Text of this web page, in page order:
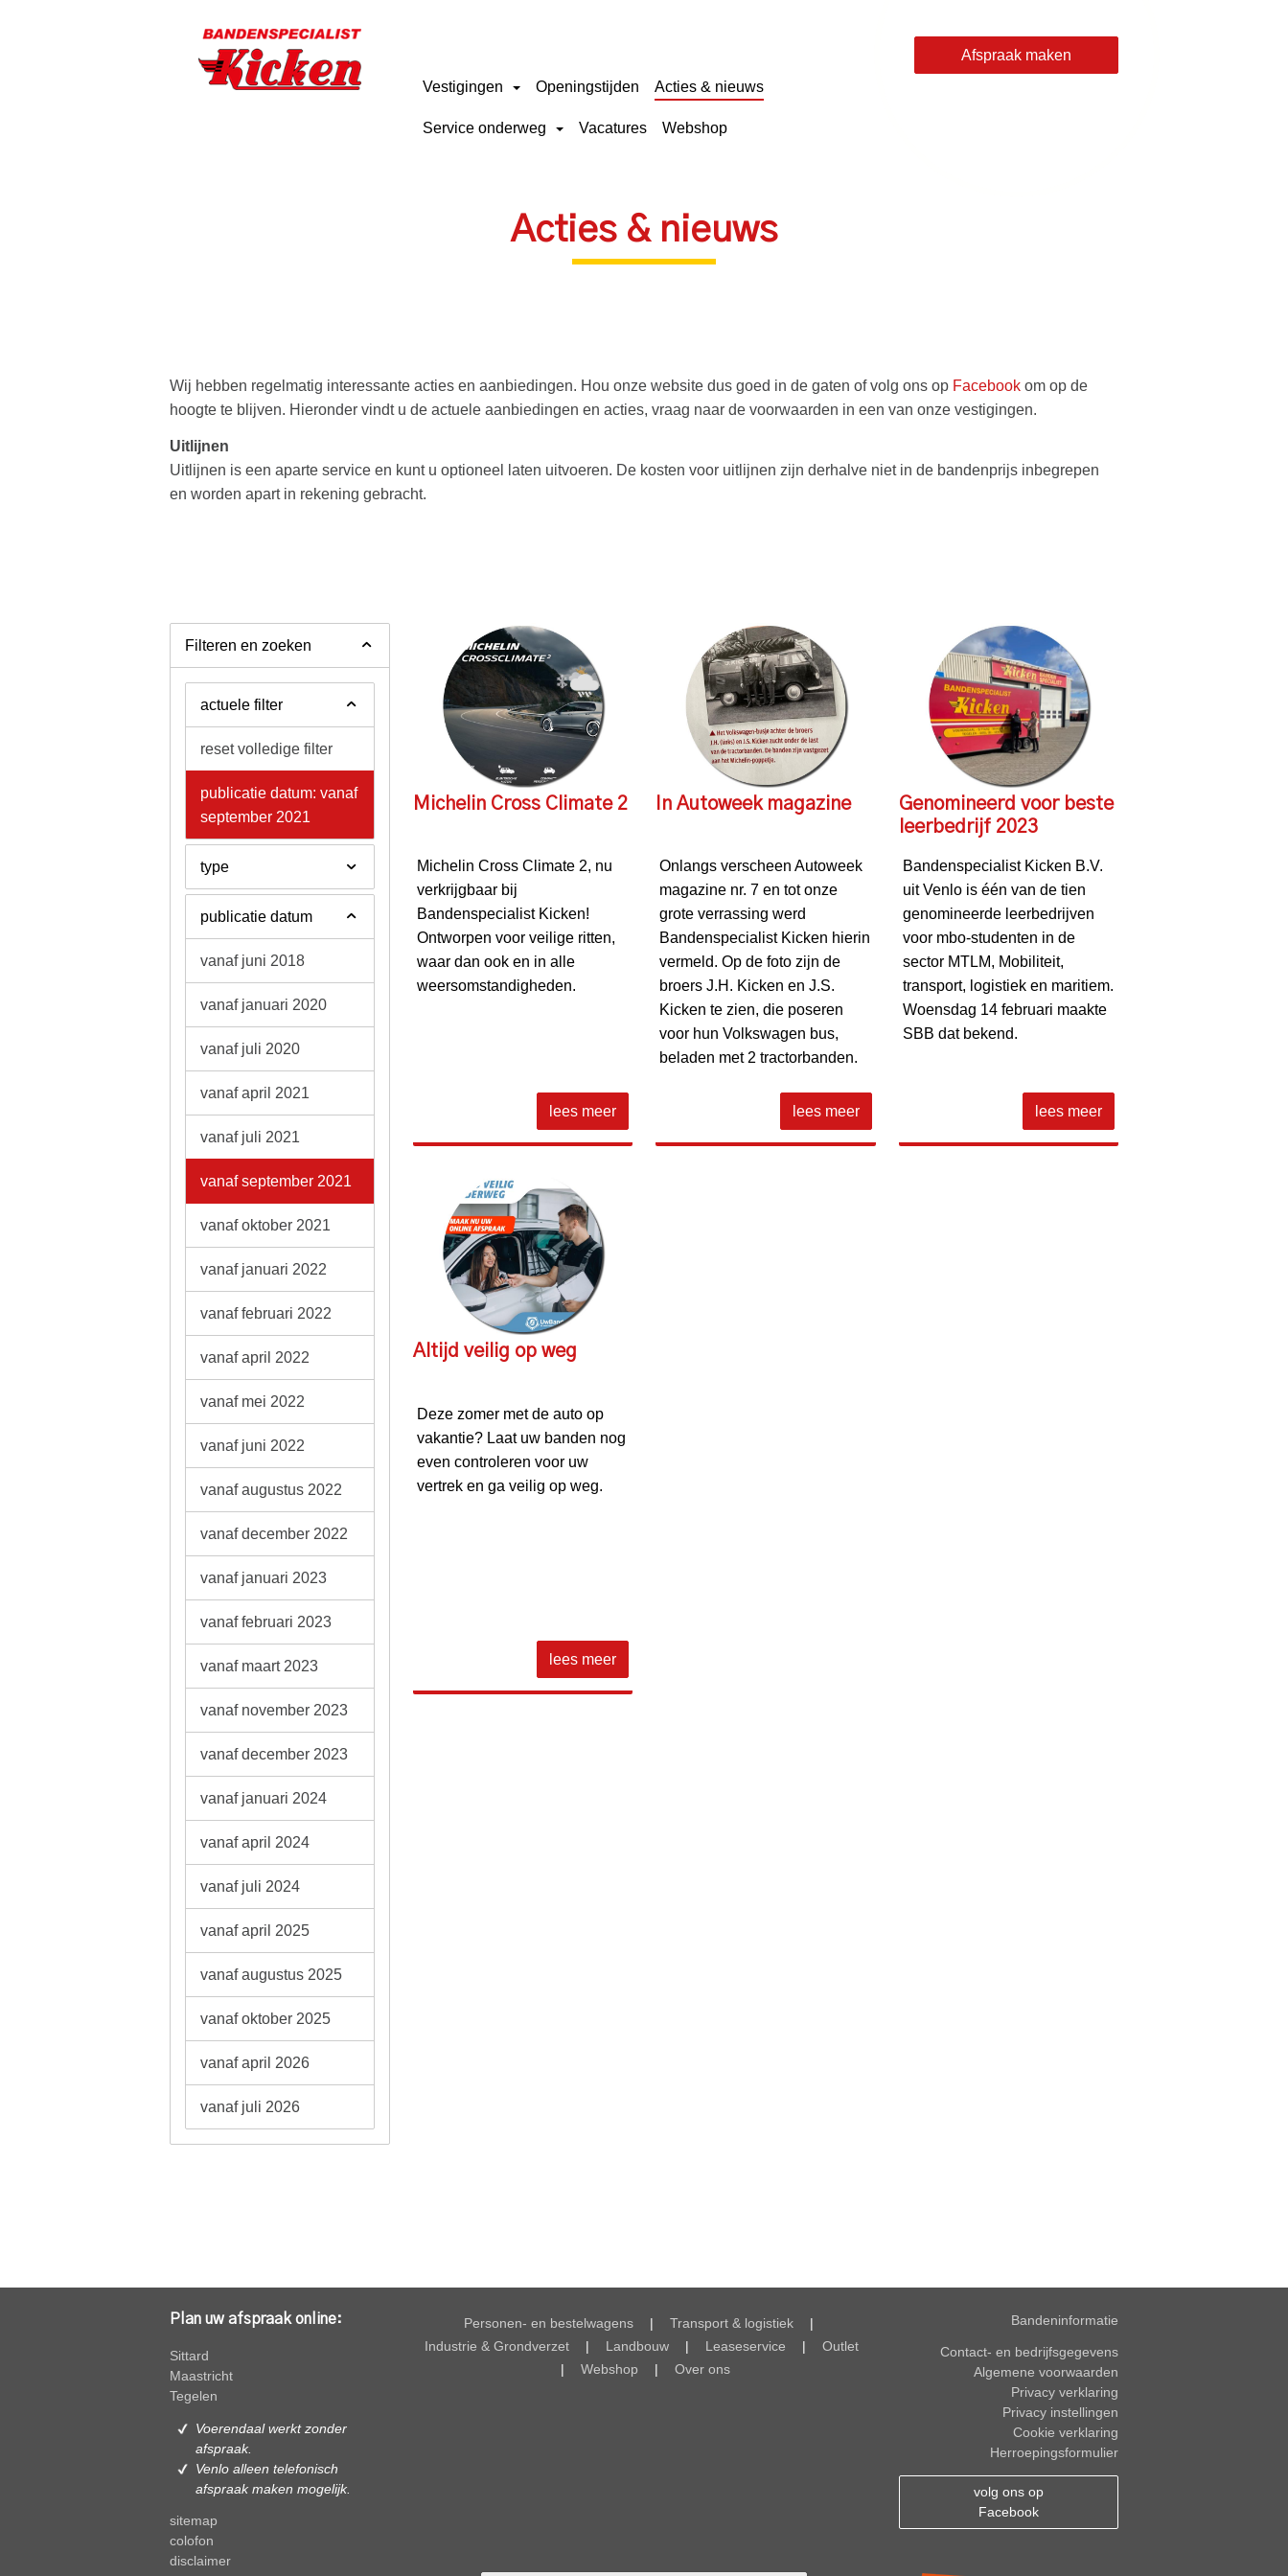
Vestigingen Openingstijden Acties & nieuws
Service onderweg Vacatures Webshop
Afspraak maken
Acties & nieuws
Wij hebben regelmatig interessante acties en aanbiedingen. Hou onze website dus goed in de gaten of volg ons op Facebook om op de
hoogte te blijven. Hieronder vindt u de actuele aanbiedingen en acties, vraag naar de voorwaarden in een van onze vestigingen.
Uitlijnen
Uitlijnen is een aparte service en kunt u optioneel laten uitvoeren. De kosten voor uitlijnen zijn derhalve niet in de bandenprijs inbegrepen
en worden apart in rekening gebracht.
Filteren en zoeken
actuele filter
reset volledige filter
publicatie datum: vanaf
september 2021
type
publicatie datum
vanaf juni 2018
vanaf januari 2020
vanaf juli 2020
vanaf april 2021
vanaf juli 2021
vanaf september 2021
vanaf oktober 2021
vanaf januari 2022
vanaf februari 2022
vanaf april 2022
vanaf mei 2022
vanaf juni 2022
vanaf augustus 2022
vanaf december 2022
vanaf januari 2023
vanaf februari 2023
vanaf maart 2023
vanaf november 2023
vanaf december 2023
vanaf januari 2024
vanaf april 2024
vanaf juli 2024
vanaf april 2025
vanaf augustus 2025
vanaf oktober 2025
vanaf april 2026
vanaf juli 2026
Michelin Cross Climate 2
Michelin Cross Climate 2, nu
verkrijgbaar bij
Bandenspecialist Kicken!
Ontworpen voor veilige ritten,
waar dan ook en in alle
weersomstandigheden.
lees meer
In Autoweek magazine
Onlangs verscheen Autoweek
magazine nr. 7 en tot onze
grote verrassing werd
Bandenspecialist Kicken hierin
vermeld. Op de foto zijn de
broers J.H. Kicken en J.S.
Kicken te zien, die poseren
voor hun Volkswagen bus,
beladen met 2 tractorbanden.
lees meer
Genomineerd voor beste
leerbedrijf 2023
Bandenspecialist Kicken B.V.
uit Venlo is één van de tien
genomineerde leerbedrijven
voor mbo-studenten in de
sector MTLM, Mobiliteit,
transport, logistiek en maritiem.
Woensdag 14 februari maakte
SBB dat bekend.
lees meer
Altijd veilig op weg
Deze zomer met de auto op
vakantie? Laat uw banden nog
even controleren voor uw
vertrek en ga veilig op weg.
lees meer
Plan uw afspraak online:
Sittard
Maastricht
Tegelen
Voerendaal werkt zonder
afspraak.
Venlo alleentelefonisch
afspraak maken mogelijk.
sitemap
colofon
disclaimer
Personen- en bestelwagens | Transport & logistiek
|
Industrie & Grondverzet
| Landbouw | Leaseservice |
Outlet
|
Webshop | Over ons
Bandeninformatie
Contact- en bedrijfsgegevens
Algemene voorwaarden
Privacy verklaring
Privacy instellingen
Cookie verklaring
Herroepingsformulier
volg ons op
Facebook